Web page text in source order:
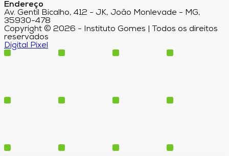
Endereço
Av. Gentil Bicalho, 412 - JK, João Monlevade - MG,
35930-478
Copyright © 2026 - Instituto Gomes | Todos os direitos
reservados
Digital Pixel